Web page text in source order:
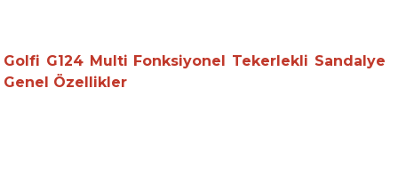
Golfi G124 Multi Fonksiyonel Tekerlekli Sandalye
Genel Özellikler